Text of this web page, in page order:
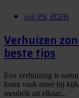
juli 29, 2026
Verhuizen
beste tips
Een verhuizing is
komt vaak meer bij
meubels uit elkaar...